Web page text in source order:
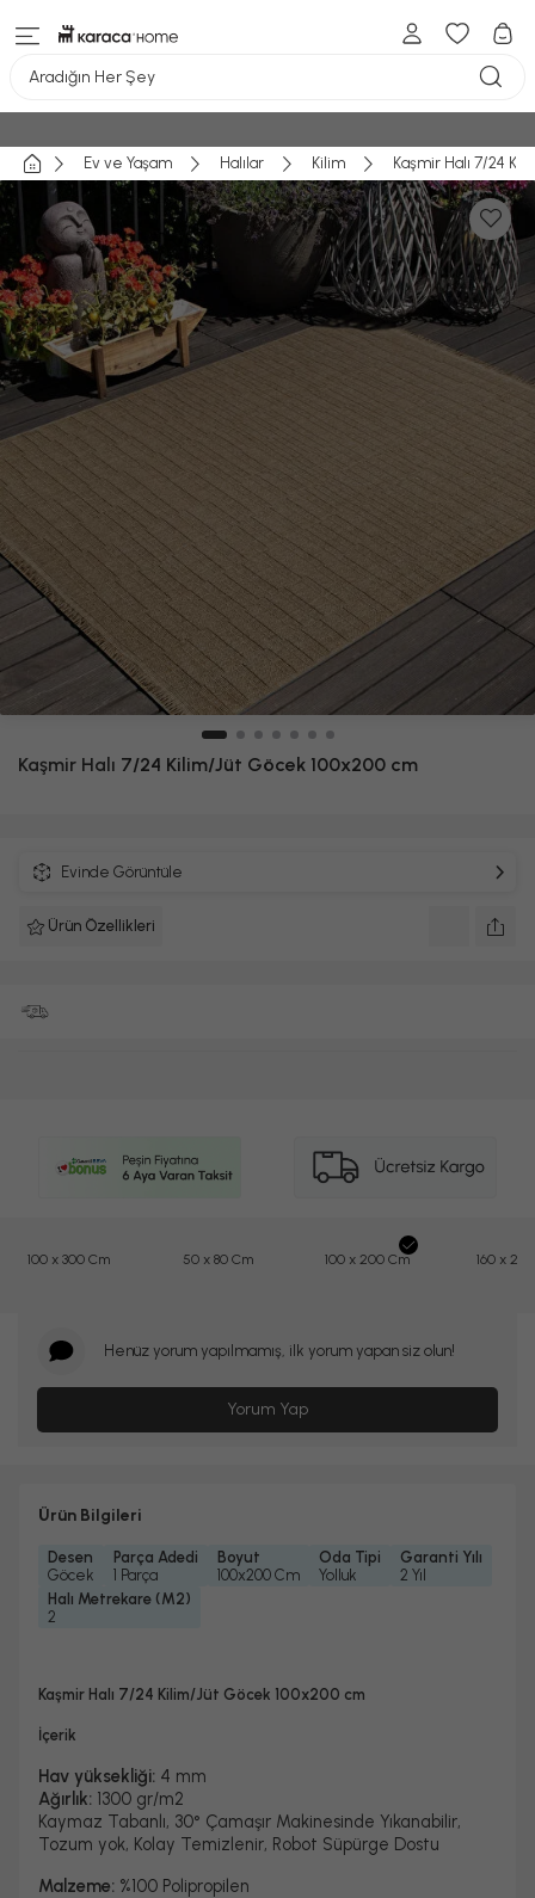
Aradığın Her Şey
Ev ve Yaşam Halılar Kilim Kaşmir Halı 7/24
Kaşmir Halı 7/24 Kilim/Jüt Göcek 100x200 cm
Evinde Görüntüle
Ürün Özellikleri
100 x 300 Cm 50 x 80 Cm 100 x 200 Cm 160 x
Henüz yorum yapılmamış, ilk yorum yapan siz olun!
Yorum Yap
Ürün Bilgileri
Desen
Göcek
Parça Adedi
1 Parça
Boyut
100x200 Cm
Oda Tipi
Yolluk
Garanti Yılı
2 Yıl
Halı Metrekare (M2)
2
Kaşmir Halı 7/24 Kilim/Jüt Göcek 100x200 cm
İçerik
Hav yüksekliği: 4 mm
Ağırlık: 1300 gr/m2
Kaymaz Tabanlı, 30° Çamaşır Makinesinde Yıkanabilir,
Tozum yok, Kolay Temizlenir, Robot Süpürge Dostu
Malzeme: %100 Polipropilen